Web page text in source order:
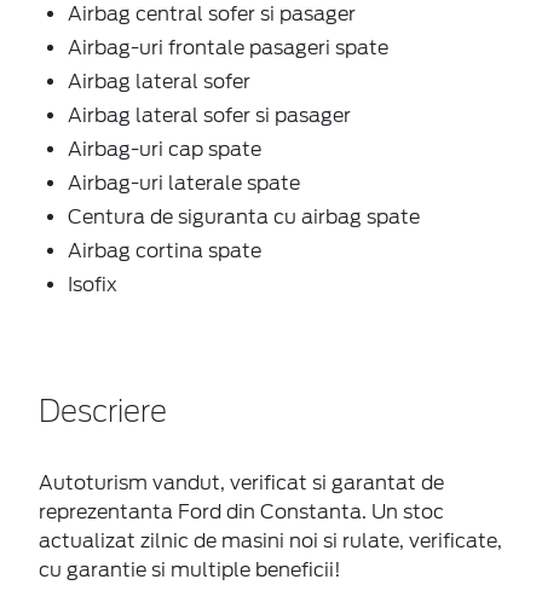
Airbag central sofer si pasager
Airbag-uri frontale pasageri spate
Airbag lateral sofer
Airbag lateral sofer si pasager
Airbag-uri cap spate
Airbag-uri laterale spate
Centura de siguranta cu airbag spate
Airbag cortina spate
Isofix
Descriere
Autoturism vandut, verificat si garantat de
reprezentanta Ford din Constanta. Un stoc
actualizat zilnic de masini noi si rulate, verificate,
cu garantie si multiple beneficii!